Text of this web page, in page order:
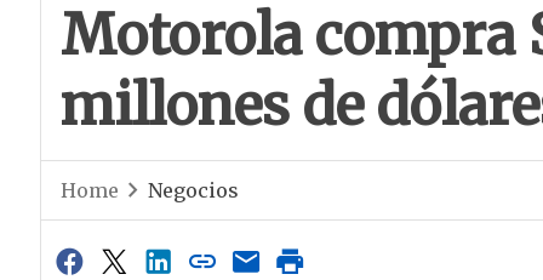
Motorola compra
millones de
Home Negocios